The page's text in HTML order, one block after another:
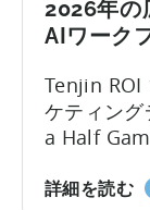
戦
つ
い
て
に
モ
バ
イ
ル
ゲ
ー
ム
2026年の
AIワーク
Tenjin ROI
ケティン
a Half
論します。
詳細を読む